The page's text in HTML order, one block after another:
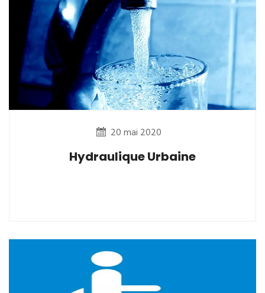
20 mai 2020
Hydraulique Urbaine